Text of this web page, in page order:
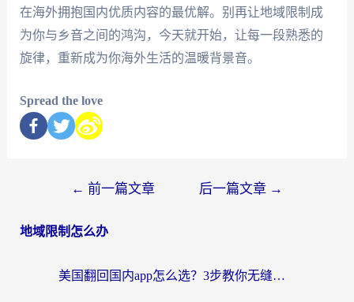
在海外拥抱国内优质内容的最优解。别再让地域限制成
为你与乡音之间的鸿沟，今天就开始，让每一段熟悉的
旋律，重新成为你海外生活的温暖背景音。
Spread the love
← 前一篇文章 后一篇文章 →
地域限制怎么办
美国翻回国内app怎么选？3步教你无缝刷剧、登12123、访问国内网站